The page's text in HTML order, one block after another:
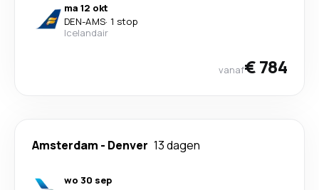
ma 12 okt
DEN-AMS· 1 stop
Icelandair
vanaf€ 784
Amsterdam - Denver 13 dagen
wo 30 sep